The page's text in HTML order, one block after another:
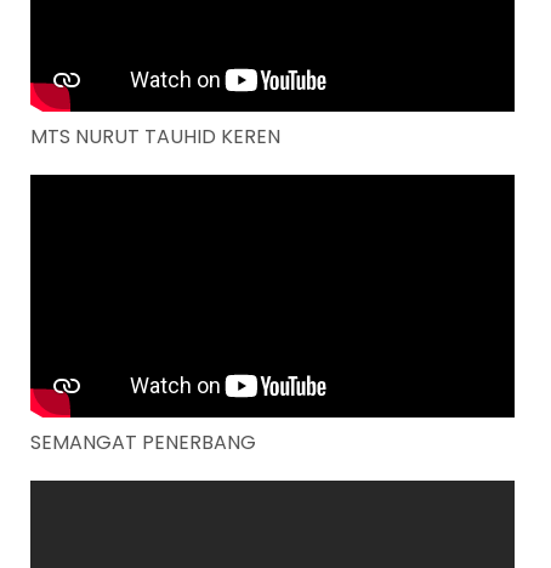
MTS NURUT TAUHID KEREN
SEMANGAT PENERBANG